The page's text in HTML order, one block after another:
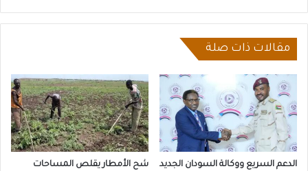
مقالات ذات صلة
الدعم السريع ووكالة السودان الجديد
شح الأمطار يقلص المساحات